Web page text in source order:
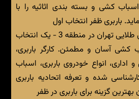
کشی و بسته بندی اثاثیه را با
باربری ظفر انتخاب اول
باربری ظفر - دفتر باربری طلایی تهران در منطقه 3 - یک انتخاب
کشی آسان و مطمئن. کارگر باربری،
اداری، انواع خودروی باربری، اسباب
شده و تعرفه اتحادیه باربری
بهترین گزینه برای باربری در ظفر